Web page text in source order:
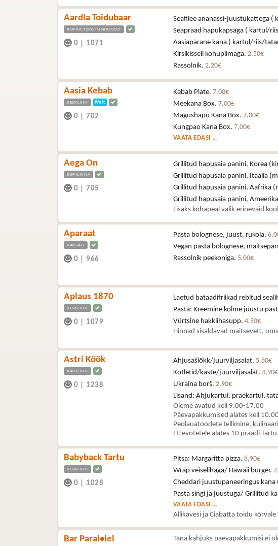
Aardla Toidubaar
ROPKA TÖÖSTUSRAJOON
0 1071
Seafilee ananassi-juustukattega
Seapraad hapukapsaga ( kartul/
Aasiapärane kana ( kartul/riis/
Kirsikissell kohupiimaga. 2,50€
Rassolnik. 2,20€
Aasia Kebab
KESKLINN Wolt
0 702
Kebab Plate. 7,00€
Meekana Box. 7,00€
Magushapu Kana Box. 7,00€
Kungpao Kana Box. 7,00€
VAATA EDASI ...
Aega On
SUPILINNA
0 705
Grillitud hapusaia panini, Korea
Grillitud hapusaia panini, Itaalia
Grillitud hapusaia panini, Aafrika
Grillitud hapusaia panini,
Lisaks kohapeal valik erinevaid
Aparaat
VAKSALI
0 966
Pasta bolognese, juust, rukola.
Vegan pasta bolognese,
Rassolnik peekoniga. 5,00€
Aplaus 1870
KESKLINN
0 1079
Laetud bataadifriikad rebitud
Pasta: Kreemine kolme juustu
Vürtsine hakklihasupp. 4,50€
Hinnad sisaldavad maitsevett,
Astri Köök
RÄNILINN
0 1238
Ahjusašlõkk/juurviljasalat. 5,80€
Kotletid/kaste/juurviljasalat. 4,90€
Ukraina borš. 2,90€
Lisand: Ahjukartul, praekartul,
Oleme avatud kell 9.00-17.00
Päevapakkumised alates kell
Peolauatoodete tellimine,
Ettevõtetele alates 10 praadi
Babyback Tartu
KESKLINN
0 1028
Pitsa: Margaritta pizza. 8,90€
Wrap veiselihaga/ Hawaii burger.
Cheddari juustupaneeringus
Pasta singi ja juustuga/ Grillitud
VAATA EDASI ...
Allikavesi ja Ciabatta toidu kõrvale
Bar Paral•lel Täna kahjuks päevapakkumisi ei